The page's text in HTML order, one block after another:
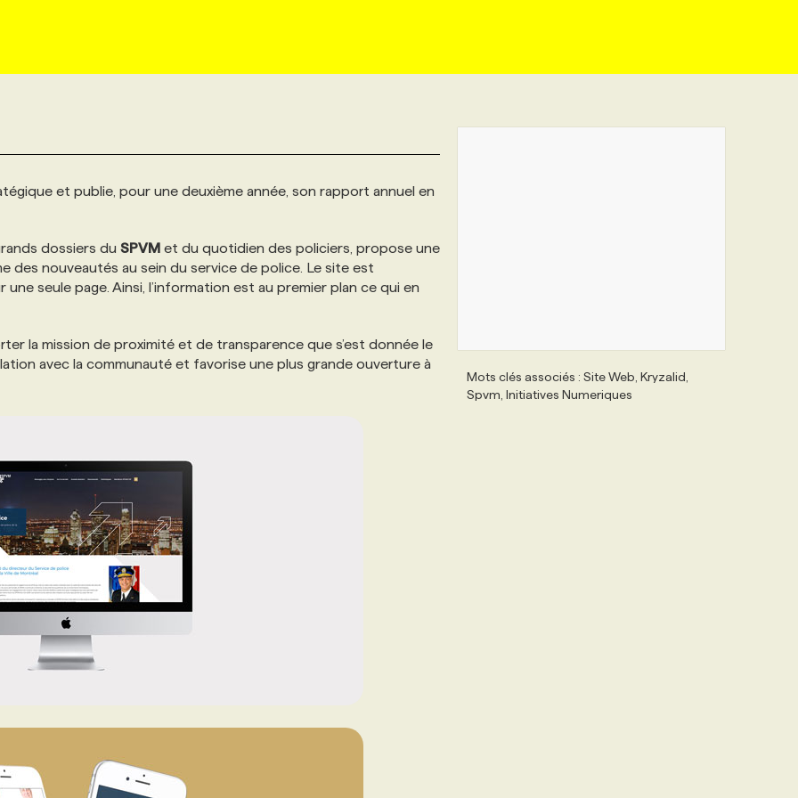
et publie, pour une deuxième année, son rapport annuel en
dossiers du SPVM et du quotidien des policiers, propose une
des nouveautés au sein du service de police. Le site est
seule page. Ainsi, l’information est au premier plan ce qui en
la mission de proximité et de transparence que s’est donnée le
avec la communauté et favorise une plus grande ouverture à
Mots clés associés : Site Web, Kryzalid,
Spvm, Initiatives Numeriques